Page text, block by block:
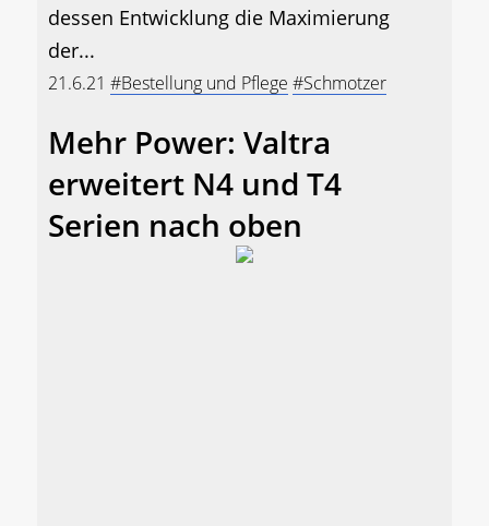
dessen Entwicklung die Maximierung
der...
21.6.21 #Bestellung und Pflege #Schmotzer
Mehr Power: Valtra
erweitert N4 und T4
Serien nach oben